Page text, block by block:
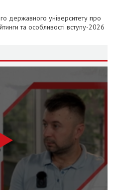
державного університету про
та особливості вступу-2026